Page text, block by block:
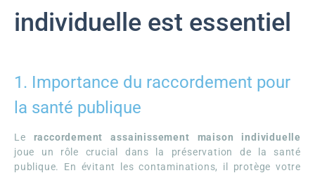
individuelle est essentiel
1. Importance du raccordement pour
la santé publique
Le raccordement assainissement maison individuelle
joue un rôle crucial dans la préservation de la santé
publique. En évitant les contaminations, il protège votre